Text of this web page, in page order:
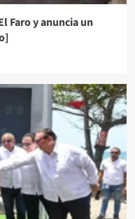
Faro y anuncia un